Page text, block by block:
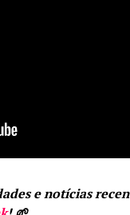
e notícias